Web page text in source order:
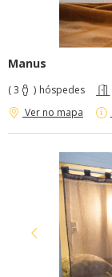
Manus
( 3 ) hóspedes
Ver no mapa